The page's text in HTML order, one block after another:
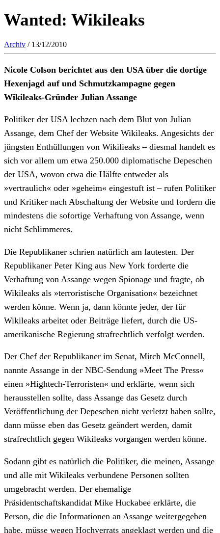
Wanted: Wikileaks
Archiv / 13/12/2010
Nicole Colson berichtet aus den USA über die dortige
Hexenjagd auf und Schmutzkampagne gegen
Wikileaks-Gründer Julian Assange
Politiker der USA lechzen nach dem Blut von Julian
Assange, dem Chef der Website Wikileaks. Angesichts der
jüngsten Enthüllungen von Wikilieaks – diesmal handelt es
sich vor allem um etwa 250.000 diplomatische Depeschen
der USA, wovon etwa die Hälfte entweder als
»vertraulich« oder »geheim« eingestuft ist – rufen Politiker
und Kritiker nach Abschaltung der Website und fordern die
mindestens die sofortige Verhaftung von Assange, wenn
nicht Schlimmeres.
Die Republikaner schrien natürlich am lautesten. Der
Republikaner Peter King aus New York forderte die
Verhaftung von Assange wegen Spionage und fragte, ob
Wikileaks als »terroristische Organisation« bezeichnet
werden könne. Wenn ja, dann könnte jeder, der für
Wikileaks arbeitet oder Beiträge liefert, durch die US-
amerikanische Regierung strafrechtlich verfolgt werden.
Der Chef der Republikaner im Senat, Mitch McConnell,
nannte Assange in der NBC-Sendung »Meet The Press«
einen »Hightech-Terroristen« und erklärte, wenn sich
herausstellen sollte, dass Assange das Gesetz durch
Veröffentlichung der Depeschen nicht verletzt haben sollte,
dann müsse eben das Gesetz geändert werden, damit
strafrechtlich gegen Wikileaks vorgangen werden könne.
Sodann gibt es natürlich die Politiker, die meinen, Assange
und alle mit Wikileaks verbundene Personen sollten
umgebracht werden. Der ehemalige
Präsidentschaftskandidat Mike Huckabee erklärte, die
Person, die die Informationen an Assange weitergegeben
habe, müsse wegen Hochverrats angeklagt werden und die